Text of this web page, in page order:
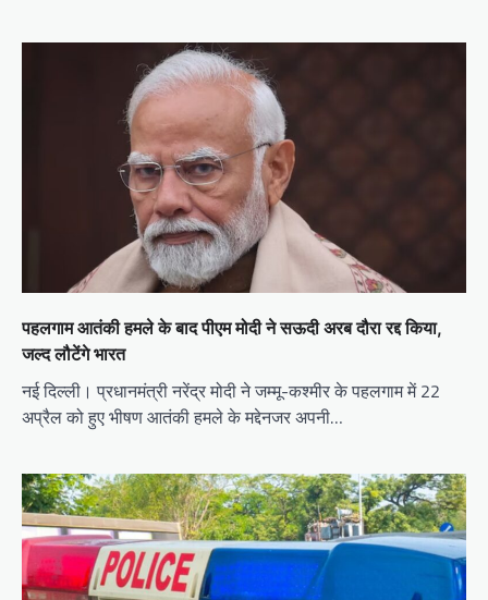
पहलगाम आतंकी हमले के बाद पीएम मोदी ने सऊदी अरब दौरा रद्द किया,
जल्द लौटेंगे भारत
नई दिल्ली। प्रधानमंत्री नरेंद्र मोदी ने जम्मू-कश्मीर के पहलगाम में 22
अप्रैल को हुए भीषण आतंकी हमले के मद्देनजर अपनी…